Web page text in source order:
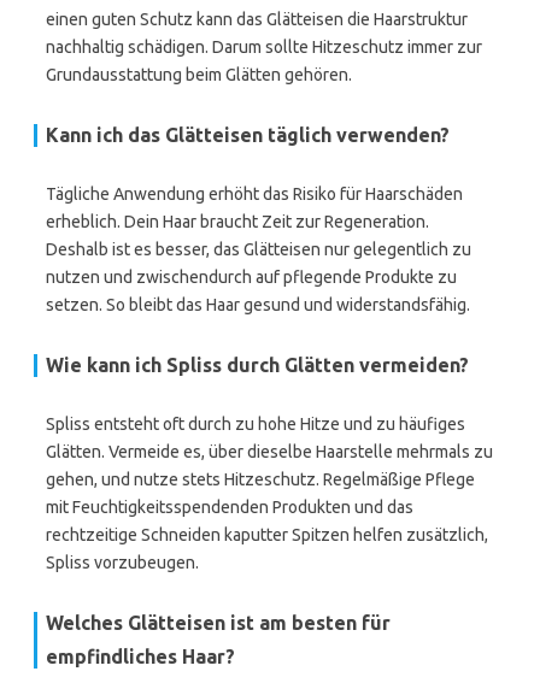
einen guten Schutz kann das Glätteisen die Haarstruktur
nachhaltig schädigen. Darum sollte Hitzeschutz immer zur
Grundausstattung beim Glätten gehören.
Kann ich das Glätteisen täglich verwenden?
Tägliche Anwendung erhöht das Risiko für Haarschäden
erheblich. Dein Haar braucht Zeit zur Regeneration.
Deshalb ist es besser, das Glätteisen nur gelegentlich zu
nutzen und zwischendurch auf pflegende Produkte zu
setzen. So bleibt das Haar gesund und widerstandsfähig.
Wie kann ich Spliss durch Glätten vermeiden?
Spliss entsteht oft durch zu hohe Hitze und zu häufiges
Glätten. Vermeide es, über dieselbe Haarstelle mehrmals zu
gehen, und nutze stets Hitzeschutz. Regelmäßige Pflege
mit Feuchtigkeitsspendenden Produkten und das
rechtzeitige Schneiden kaputter Spitzen helfen zusätzlich,
Spliss vorzubeugen.
Welches Glätteisen ist am besten für
empfindliches Haar?